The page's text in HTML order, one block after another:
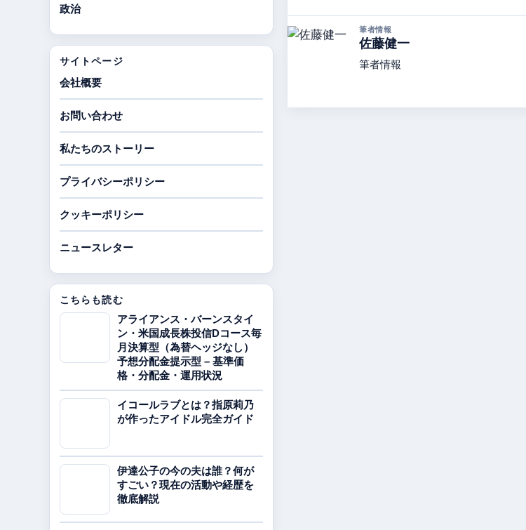
筆者情報
佐藤健一
筆者情報
政治
サイトページ
会社概要
お問い合わせ
私たちのストーリー
プライバシーポリシー
クッキーポリシー
ニュースレター
こちらも読む
アライアンス・バーンスタイ
ン・米国成長株投信Dコース毎
月決算型（為替ヘッジなし）
予想分配金提示型 – 基準価
格・分配金・運用状況
イコールラブとは？指原莉乃
が作ったアイドル完全ガイド
伊達公子の今の夫は誰？何が
すごい？現在の活動や経歴を
徹底解説